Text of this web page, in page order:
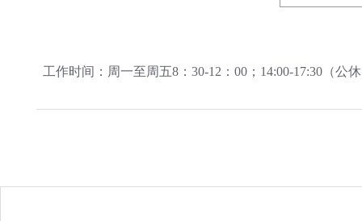
工作时间：周一至周五8：30-12：00；14:00-17:30（公